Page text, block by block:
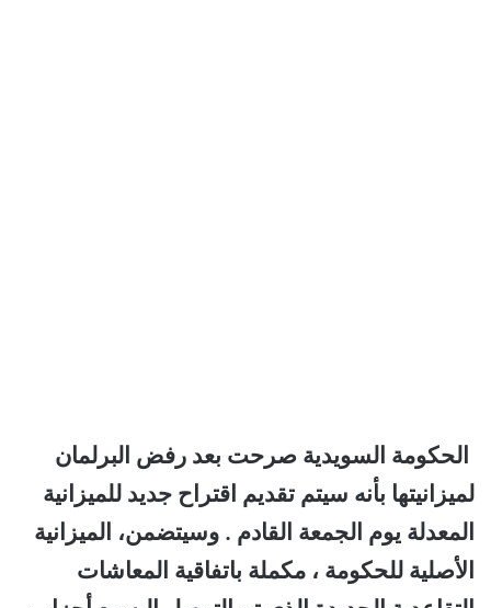
الحكومة السويدية صرحت بعد رفض البرلمان
لميزانيتها بأنه سيتم تقديم اقتراح جديد للميزانية
المعدلة يوم الجمعة القادم . وسيتضمن، الميزانية
الأصلية للحكومة ، مكملة باتفاقية المعاشات